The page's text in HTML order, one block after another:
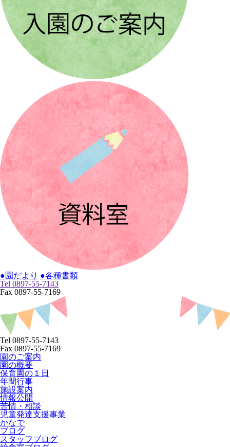
●園だより ●各種書類
Tel 0897-55-7143
Fax 0897-55-7169
Tel 0897-55-7143
Fax 0897-55-7169
園のご案内
園の概要
保育園の１日
年間行事
施設案内
情報公開
苦情・相談
児童発達支援事業
かなで
ブログ
スタッフブログ